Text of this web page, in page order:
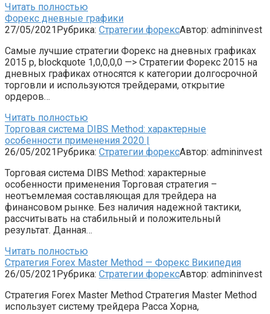
Читать полностью
Форекс дневные графики
27/05/2021Рубрика: Стратегии форексАвтор: admininvest
Самые лучшие стратегии Форекс на дневных графиках
2015 p, blockquote 1,0,0,0,0 —> Стратегии Форекс 2015 на
дневных графиках относятся к категории долгосрочной
торговли и используются трейдерами, открытие
ордеров…
Читать полностью
Торговая система DIBS Method: характерные
особенности применения 2020 |
26/05/2021Рубрика: Стратегии форексАвтор: admininvest
Торговая система DIBS Method: характерные
особенности применения Торговая стратегия –
неотъемлемая составляющая для трейдера на
финансовом рынке. Без наличия надежной тактики,
рассчитывать на стабильный и положительный
результат. Данная…
Читать полностью
Стратегия Forex Master Method — Форекс Википедия
26/05/2021Рубрика: Стратегии форексАвтор: admininvest
Стратегия Forex Master Method Стратегия Master Method
использует систему трейдера Расса Хорна,